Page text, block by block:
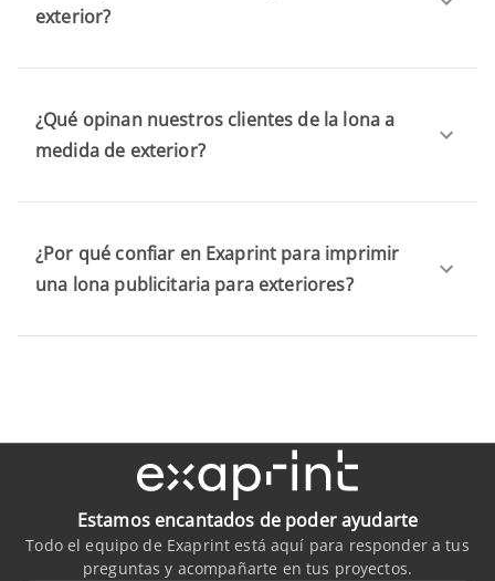
exterior?
¿Qué opinan nuestros clientes de la lona a
medida de exterior?
¿Por qué confiar en Exaprint para imprimir
una lona publicitaria para exteriores?
Estamos encantados de poder ayudarte
Todo el equipo de Exaprint está aquí para responder a tus
preguntas y acompañarte en tus proyectos.